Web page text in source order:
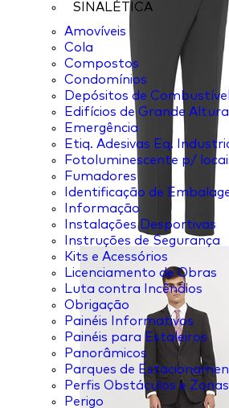
SINALÉTICA
Amovíveis
Cola
Compostos
Condomínios
Depósitos de Combustível
Edifícios de Grande Altura
Emergência
Etiq. Adesivas Eq.
Fotoluminescente p/
Fumadores
Identificação de
Informação
Instalações Desportivas
Instruções de Segurança
Kits e Acessórios
Licenciamento de Obras
Luta contra Incêndios
Obrigação
Painéis Informativos
Painéis para Estaleiros
Panorâmicos
Parques de
Perfis Obstáculos e
Perigo